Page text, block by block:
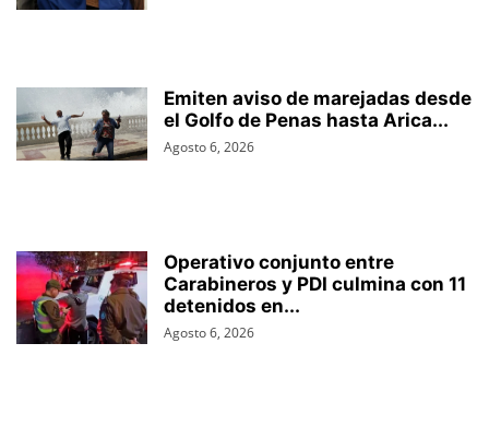
Emiten aviso de marejadas desde
el Golfo de Penas hasta Arica...
Agosto 6, 2026
Operativo conjunto entre
Carabineros y PDI culmina con 11
detenidos en...
Agosto 6, 2026